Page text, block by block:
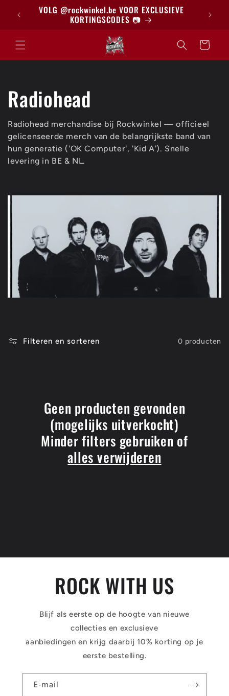
naar deVOLG @rockwinkel.be VOOR EXCLUSIEVE
KORTINGSCODES 📷
Winkelwagen
C
o
l
l
e
c
t
i
e
Radiohead
Radiohead merchandise bij Rockwinkel — officieel
gelicenseerde merch van de belangrijkste band van
hun generatie ('OK Computer', 'Kid A'). Snelle
levering in BE & NL.
Filteren en sorteren 0 producten
Geen producten gevonden
(mogelijks uitverkocht)
Minder filters gebruiken of
alles verwijderen
ROCK WITH US
Blijf als eerste op de hoogte van nieuwe
collecties en exclusieve
aanbiedingen en krijg daarbij 10% korting op je
eerste bestelling.
E‑mail